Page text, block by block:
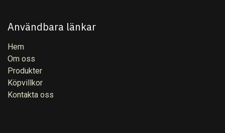
Användbara länkar
Hem
Om oss
Produkter
Köpvillkor
Kontakta oss